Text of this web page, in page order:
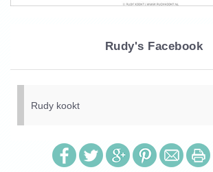
Rudy's Facebook
Rudy kookt